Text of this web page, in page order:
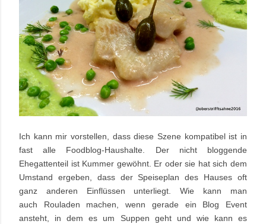
Ich kann mir vorstellen, dass diese Szene kompatibel ist in
fast alle Foodblog-Haushalte. Der nicht bloggende
Ehegattenteil ist Kummer gewöhnt. Er oder sie hat sich dem
Umstand ergeben, dass der Speiseplan des Hauses oft
ganz anderen Einflüssen unterliegt. Wie kann man
auch Rouladen machen, wenn gerade ein Blog Event
ansteht, in dem es um Suppen geht und wie kann es